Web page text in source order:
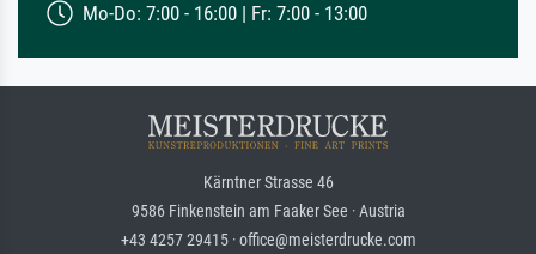
Mo-Do: 7:00 - 16:00 | Fr: 7:00 - 13:00
Kärntner Strasse 46
9586 Finkenstein am Faaker See · Austria
+43 4257 29415 · office@meisterdrucke.com